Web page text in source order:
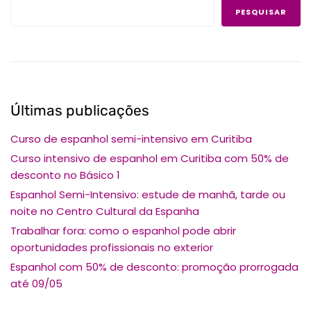
PESQUISAR
Últimas publicações
Curso de espanhol semi-intensivo em Curitiba
Curso intensivo de espanhol em Curitiba com 50% de
desconto no Básico 1
Espanhol Semi-Intensivo: estude de manhã, tarde ou
noite no Centro Cultural da Espanha
Trabalhar fora: como o espanhol pode abrir
oportunidades profissionais no exterior
Espanhol com 50% de desconto: promoção prorrogada
até 09/05